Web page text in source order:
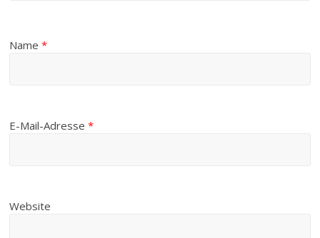
Name*
E-Mail-Adresse*
Website